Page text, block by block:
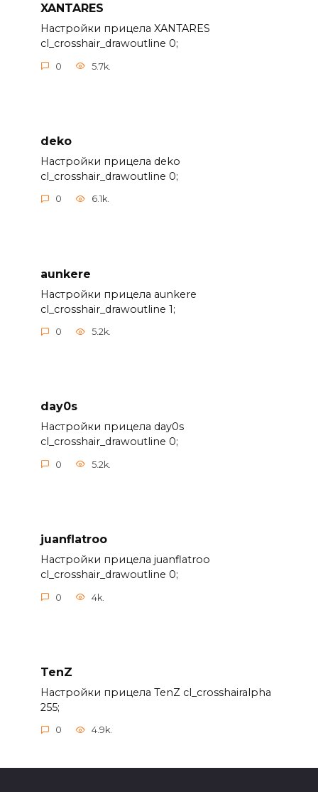
XANTARES
Настройки прицела XANTARES
cl_crosshair_drawoutline 0;
0 5.7k.
deko
Настройки прицела deko
cl_crosshair_drawoutline 0;
0 6.1k.
aunkere
Настройки прицела aunkere
cl_crosshair_drawoutline 1;
0 5.2k.
day0s
Настройки прицела day0s
cl_crosshair_drawoutline 0;
0 5.2k.
juanflatroo
Настройки прицела juanflatroo
cl_crosshair_drawoutline 0;
0 4k.
TenZ
Настройки прицела TenZ cl_crosshairalpha
255;
0 4.9k.